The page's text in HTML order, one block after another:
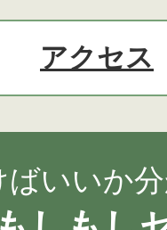
アクセス
ばいいか